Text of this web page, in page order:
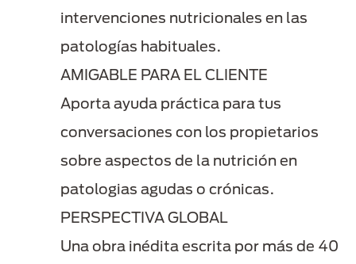
intervenciones nutricionales en las
patologías habituales.​
AMIGABLE PARA EL CLIENTE
Aporta ayuda práctica para tus
conversaciones con los propietarios
sobre aspectos de la nutrición en
patologias agudas o crónicas.​
PERSPECTIVA GLOBAL
Una obra inédita escrita por más de 40